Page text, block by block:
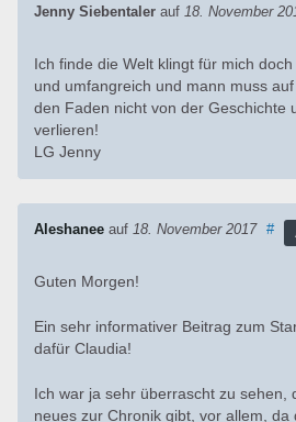
Jenny Siebentaler auf 18. November
Ich finde die Welt klingt für mich
und umfangreich und mann muss
den Faden nicht von der Geschichte
verlieren!
LG Jenny
Aleshanee auf 18. November 2017 #
Guten Morgen!
Ein sehr informativer Beitrag zum
dafür Claudia!
Ich war ja sehr überrascht zu sehen,
neues zur Chronik gibt, vor allem, da